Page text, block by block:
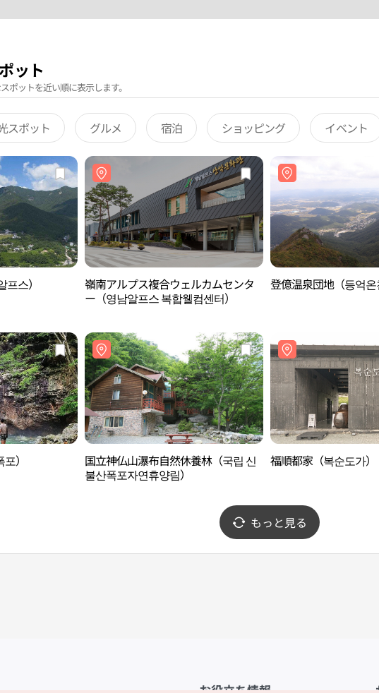
ット
ポットを近い順に表示します。
スポット グルメ 宿泊 ショッピング イベント
스）
嶺南アルプス複合ウェルカムセンタ
ー（영남알프스 복합웰컴센터）
登億温泉団地（등억온
）
国立神仏山瀑布自然休養林（국립 신
불산폭포자연휴양림）
福順都家（복순도가）
もっと見る